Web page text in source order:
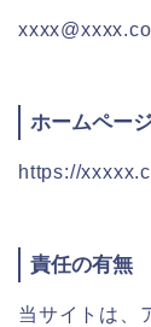
ホームペー
https://
責任の有無
当サイトは、